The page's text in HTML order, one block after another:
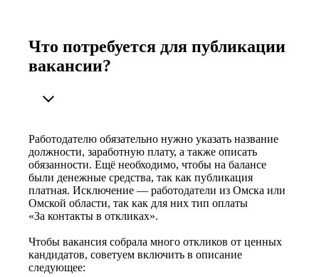
Что потребуется для публикации
вакансии?
Работодателю обязательно нужно указать название
должности, заработную плату, а также описать
обязанности. Ещё необходимо, чтобы на балансе
были денежные средства, так как публикация
платная. Исключение — работодатели из Омска или
Омской области, так как для них тип оплаты
«За контакты в откликах».
Чтобы вакансия собрала много откликов от ценных
кандидатов, советуем включить в описание
следующее: